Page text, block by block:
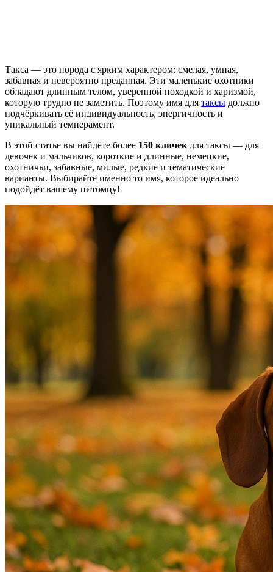
Такса — это порода с ярким характером: смелая, умная,
забавная и невероятно преданная. Эти маленькие охотники
обладают длинным телом, уверенной походкой и харизмой,
которую трудно не заметить. Поэтому имя для таксы должно
подчёркивать её индивидуальность, энергичность и
уникальный темперамент.
В этой статье вы найдёте более 150 кличек для таксы — для
девочек и мальчиков, короткие и длинные, немецкие,
охотничьи, забавные, милые, редкие и тематические
варианты. Выбирайте именно то имя, которое идеально
подойдёт вашему питомцу!